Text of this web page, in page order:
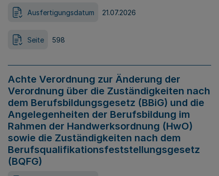
Ausfertigungsdatum 21.07.2026
Seite 598
Achte Verordnung zur Änderung der
Verordnung über die Zuständigkeiten nach
dem Berufsbildungsgesetz (BBiG) und die
Angelegenheiten der Berufsbildung im
Rahmen der Handwerksordnung (HwO)
sowie die Zuständigkeiten nach dem
Berufsqualifikationsfeststellungsgesetz
(BQFG)